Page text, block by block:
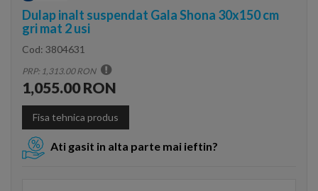
Dulap inalt suspendat Gala Shona 30x150 cm
gri mat 2 usi
Cod: 3804631
PRP: 1,313.00 RON
1,055.00 RON
Fisa tehnica produs
Ati gasit in alta parte mai ieftin?